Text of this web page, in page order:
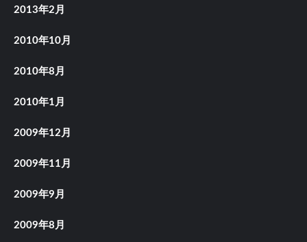
2013年2月
2010年10月
2010年8月
2010年1月
2009年12月
2009年11月
2009年9月
2009年8月